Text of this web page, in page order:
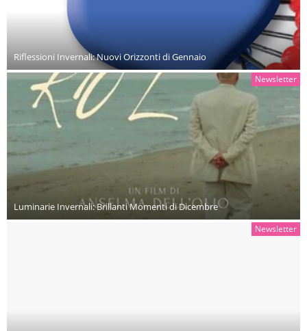
Riflessioni Invernali: Nuovi Orizzonti di Gennaio
Newsletter
Luminarie Invernali: Brillanti Momenti di Dicembre
Newsletter